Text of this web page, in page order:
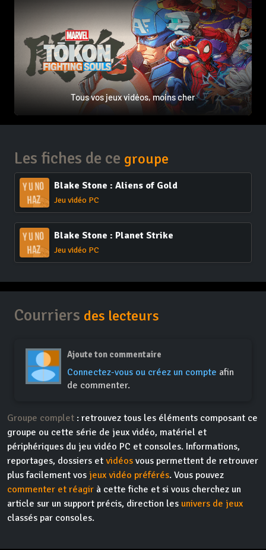
Tous vos jeux vidéos, moins cher
Les fiches de ce groupe
Blake Stone : Aliens of Gold
Jeu vidéo PC
Blake Stone : Planet Strike
Jeu vidéo PC
Courriers des lecteurs
Ajoute ton commentaire
Connectez-vous ou créez un compte afin
de commenter.
Groupe complet : retrouvez tous les éléments composant ce
groupe ou cette série de jeux vidéo, matériel et
périphériques du jeu vidéo PC et consoles. Informations,
reportages, dossiers et vidéos vous permettent de retrouver
plus facilement vos jeux vidéo préférés. Vous pouvez
commenter et réagir à cette fiche et si vous cherchez un
article sur un support précis, direction les univers de jeux
classés par consoles.